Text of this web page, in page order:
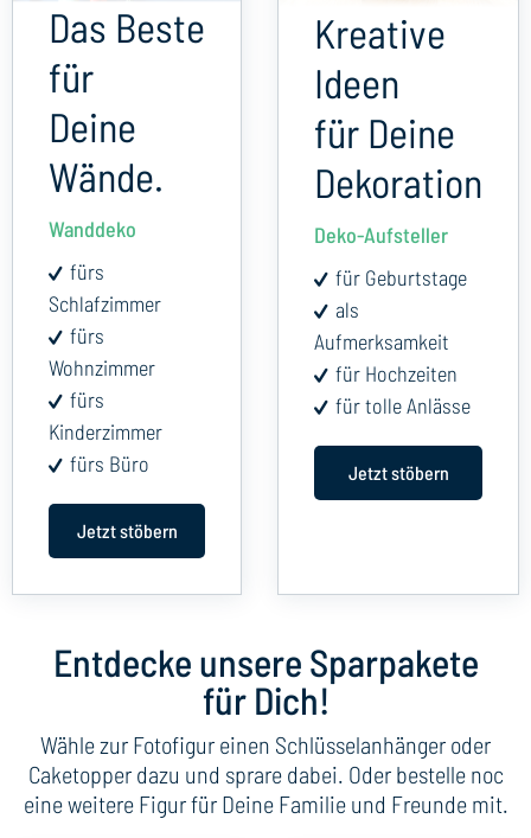
Das Beste
für
Deine
Wände.
Wanddeko
fürs
Schlafzimmer
fürs
Wohnzimmer
fürs
Kinderzimmer
fürs Büro
Jetzt stöbern
Kreative
Ideen
für Deine
Dekoration
Deko-Aufsteller
für Geburtstage
als
Aufmerksamkeit
für Hochzeiten
für tolle Anlässe
Jetzt stöbern
Entdecke unsere Sparpakete
für Dich!
Wähle zur Fotofigur einen Schlüsselanhänger oder
Caketopper dazu und sprare dabei. Oder bestelle noc
eine weitere Figur für Deine Familie und Freunde mit.